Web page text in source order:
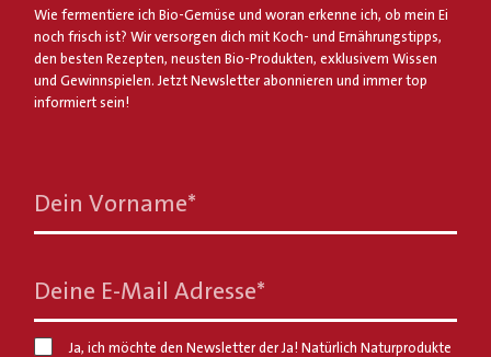
Wie fermentiere ich Bio-Gemüse und woran erkenne ich, ob mein Ei
noch frisch ist? Wir versorgen dich mit Koch- und Ernährungstipps,
den besten Rezepten, neusten Bio-Produkten, exklusivem Wissen
und Gewinnspielen. Jetzt Newsletter abonnieren und immer top
informiert sein!
Dein Vorname*
Deine E-Mail Adresse*
Ja, ich möchte den Newsletter der Ja! Natürlich Naturprodukte